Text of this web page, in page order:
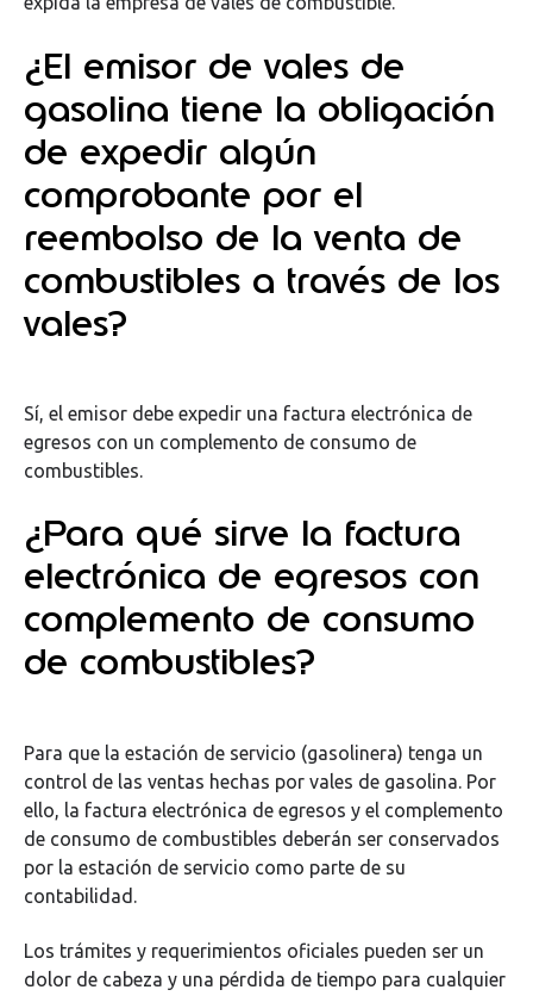
¿El emisor de vales de
gasolina tiene la obligación
de expedir algún
comprobante por el
reembolso de la venta de
combustibles a través de los
vales?
Sí, el emisor debe expedir una factura electrónica de
egresos con un complemento de consumo de
combustibles.
¿Para qué sirve la factura
electrónica de egresos con
complemento de consumo
de combustibles?
Para que la estación de servicio (gasolinera) tenga un
control de las ventas hechas por vales de gasolina. Por
ello, la factura electrónica de egresos y el complemento
de consumo de combustibles deberán ser conservados
por la estación de servicio como parte de su
contabilidad.
Los trámites y requerimientos oficiales pueden ser un
dolor de cabeza y una pérdida de tiempo para cualquier